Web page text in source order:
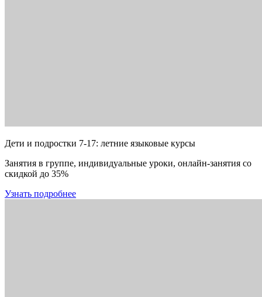
Дети и подростки 7-17: летние языковые курсы
Занятия в группе, индивидуальные уроки, онлайн-занятия со
скидкой до 35%
Узнать подробнее